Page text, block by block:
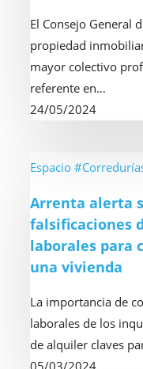
inmobiliaria,
a
través
de
CGCOAPI,
unen
impulsar
los
seguros
inmobiliarios
El Consejo General
propiedad
mayor colectivo
referente en…
24/05/2024
Arrenta
sobre
el
aumento
en
falsificaciones
de
nóminas
Espacio
Arrenta alerta
falsificaciones
laborales para
una vivienda
La importancia de
laborales de los
de alquiler claves